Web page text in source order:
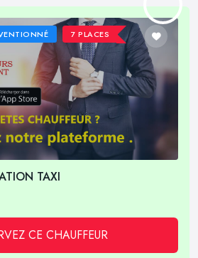
7 PLACES
TAXI
CE CHAUFFEUR